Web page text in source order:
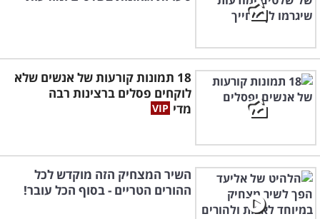
18 תמונות קורעות של אנשים שלא
לוקחים פסלים ברצינות רבה
מדי
השיר המצחיק הזה מוקדש לכל
ההורים הטריים - בסוף הכל עובר!